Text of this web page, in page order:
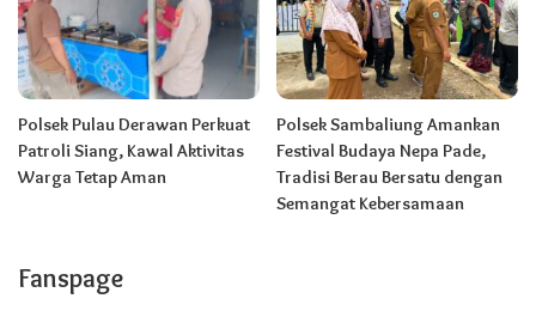
Polsek Pulau Derawan Perkuat
Patroli Siang, Kawal Aktivitas
Warga Tetap Aman
Polsek Sambaliung Amankan
Festival Budaya Nepa Pade,
Tradisi Berau Bersatu dengan
Semangat Kebersamaan
Fanspage